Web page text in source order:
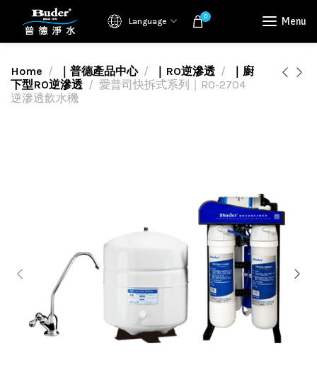
Language 0 Menu
Home ｜普德產品中心 ｜RO逆滲透
｜廚
下型RO逆滲透
愛普司快拆式系列｜RO-2704
逆滲透飲水機